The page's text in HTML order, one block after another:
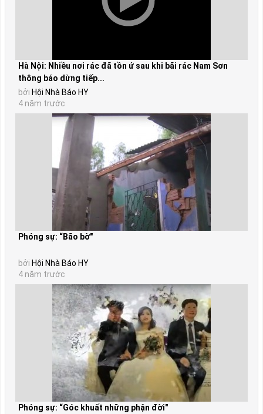
Hà Nội: Nhiều nơi rác đã tồn ứ sau khi bãi rác Nam Sơn
thông báo dừng tiếp...
bởi Hội Nhà Báo HY
4 năm trước
Phóng sự: “Bão bờ"
bởi Hội Nhà Báo HY
4 năm trước
Phóng sự: “Góc khuất những phận đời"